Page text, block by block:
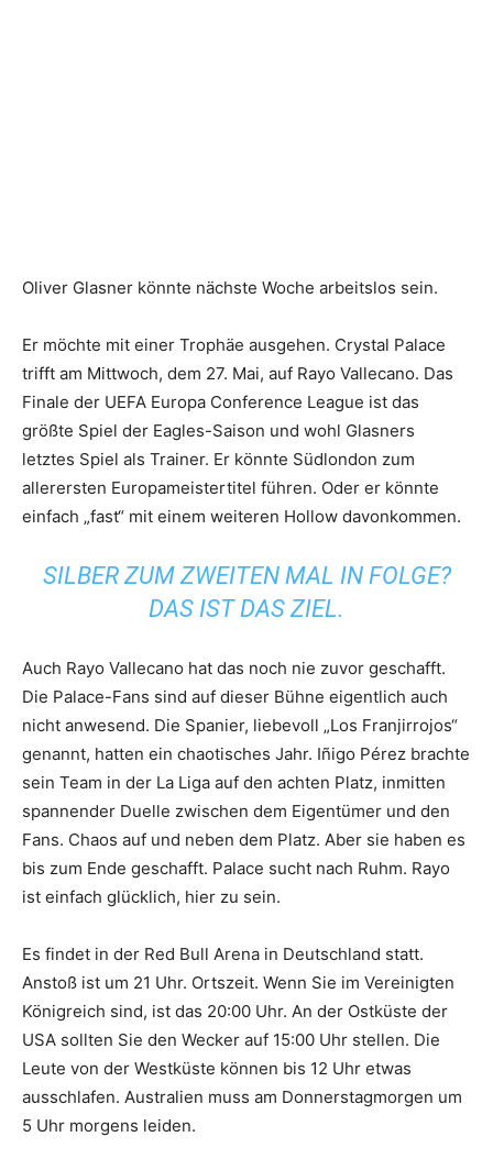
Oliver Glasner könnte nächste Woche arbeitslos sein.
Er möchte mit einer Trophäe ausgehen. Crystal Palace
trifft am Mittwoch, dem 27. Mai, auf Rayo Vallecano. Das
Finale der UEFA Europa Conference League ist das
größte Spiel der Eagles-Saison und wohl Glasners
letztes Spiel als Trainer. Er könnte Südlondon zum
allerersten Europameistertitel führen. Oder er könnte
einfach „fast“ mit einem weiteren Hollow davonkommen.
SILBER ZUM ZWEITEN MAL IN FOLGE?
DAS IST DAS ZIEL.
Auch Rayo Vallecano hat das noch nie zuvor geschafft.
Die Palace-Fans sind auf dieser Bühne eigentlich auch
nicht anwesend. Die Spanier, liebevoll „Los Franjirrojos“
genannt, hatten ein chaotisches Jahr. Iñigo Pérez brachte
sein Team in der La Liga auf den achten Platz, inmitten
spannender Duelle zwischen dem Eigentümer und den
Fans. Chaos auf und neben dem Platz. Aber sie haben es
bis zum Ende geschafft. Palace sucht nach Ruhm. Rayo
ist einfach glücklich, hier zu sein.
Es findet in der Red Bull Arena in Deutschland statt.
Anstoß ist um 21 Uhr. Ortszeit. Wenn Sie im Vereinigten
Königreich sind, ist das 20:00 Uhr. An der Ostküste der
USA sollten Sie den Wecker auf 15:00 Uhr stellen. Die
Leute von der Westküste können bis 12 Uhr etwas
ausschlafen. Australien muss am Donnerstagmorgen um
5 Uhr morgens leiden.